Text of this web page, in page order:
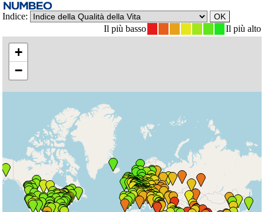
Indice:
Il più basso
Il più alto
+
−